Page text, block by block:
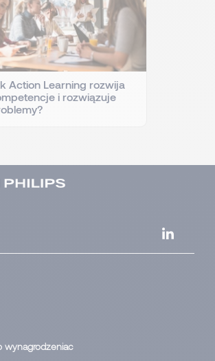
Action Learning rozwija
i rozwiązuje
wynagrodzeniac